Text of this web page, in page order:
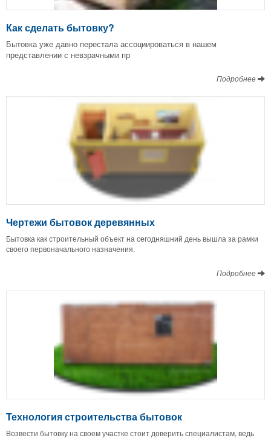
Как сделать бытовку?
Бытовка уже давно перестала ассоциироваться в нашем
представлении с невзрачными пр
Подробнее
Чертежи бытовок деревянных
Бытовка как строительный объект на сегодняшний день вышла за рамки
своего первоначального назначения.
Подробнее
Технология строительства бытовок
Возвести бытовку на своем участке стоит доверить специалистам, ведь